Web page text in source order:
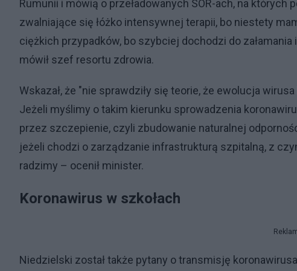
Rumunii i mówią o przeładowanych SOR-ach, na
zwalniające się łóżko intensywnej terapii, bo niestety
ciężkich przypadków, bo szybciej dochodzi do
mówił szef resortu zdrowia.
Wskazał, że "nie sprawdziły się teorie, że ewolucja
Jeżeli myślimy o takim kierunku sprowadzenia
przez szczepienie, czyli zbudowanie naturalnej
jeżeli chodzi o zarządzanie infrastrukturą szpitalną, z
radzimy – ocenił minister.
Koronawirus w szkołach
Niedzielski został także pytany o transmisję